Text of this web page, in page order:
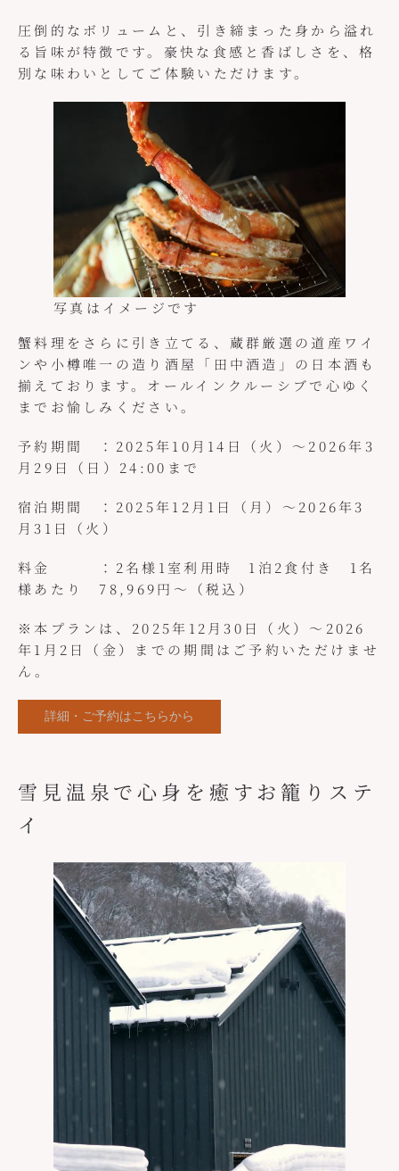
圧倒的なボリュームと、引き締まった身から溢れ
る旨味が特徴です。豪快な食感と香ばしさを、格
別な味わいとしてご体験いただけます。
写真はイメージです
蟹料理をさらに引き立てる、蔵群厳選の道産ワイ
ンや小樽唯一の造り酒屋「田中酒造」の日本酒も
揃えております。オールインクルーシブで心ゆく
までお愉しみください。
予約期間 ：2025年10月14日（火）～2026年3
月29日（日）24:00まで
宿泊期間 ：2025年12月1日（月）～2026年3
月31日（火）
料金 ：2名様1室利用時 1泊2食付き 1名
様あたり 78,969円～（税込）
※本プランは、2025年12月30日（火）〜2026
年1月2日（金）までの期間はご予約いただけませ
ん。
詳細・ご予約はこちらから
雪見温泉で心身を癒すお籠りステ
イ